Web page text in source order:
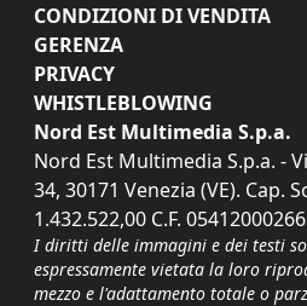
CONDIZIONI DI VENDITA
GERENZA
PRIVACY
WHISTLEBLOWING
Nord Est Multimedia S.p.a.
Nord Est Multimedia S.p.a. -
34, 30171 Venezia (VE). Cap.
1.432.522,00 C.F.
I diritti delle immagini e dei testi
espressamente vietata la loro
mezzo e l'adattamento totale o